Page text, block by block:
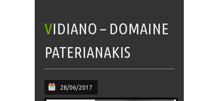
VIDIANO – DOMAINE
PATERIANAKIS
28/06/2017